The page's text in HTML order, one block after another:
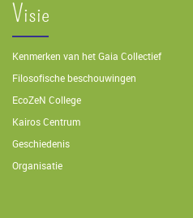
Visie
Kenmerken van het Gaia Collectief
Filosofische beschouwingen
EcoZeN College
Kairos Centrum
Geschiedenis
Organisatie